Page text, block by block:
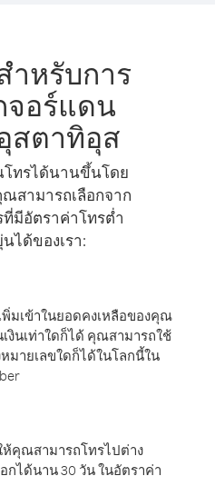
ำหรับการ
จอร์แดน
สตาทิอุส
โทรได้นานขึ้นโดย
สามารถเลือกจาก
ที่มีอัตราค่าโทรต่ำ
ได้ของเรา:
พิ่มเข้าในยอดคงเหลือของคุณ
งินเท่าใดก็ได้ คุณสามารถใช้
มายเลขใดก็ได้ในโลกนี้ใน
ห้คุณสามารถโทรไปต่าง
ได้นาน 30 วัน ในอัตราค่า